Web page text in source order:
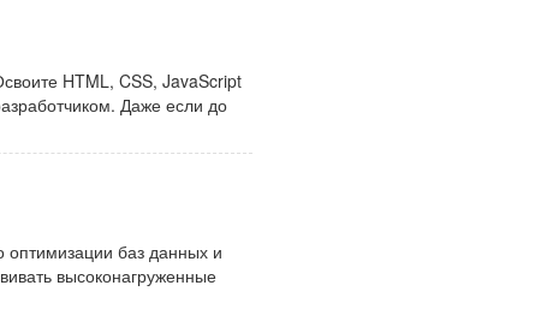
HTML, CSS, JavaScript
Даже если до
оптимизации баз данных и
высоконагруженные